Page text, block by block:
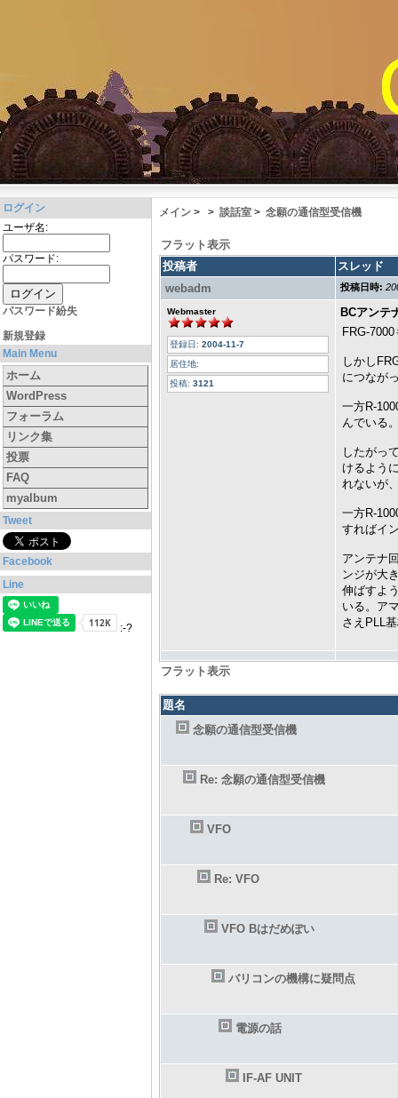
ログイン
ユーザ名:
パスワード:
パスワード紛失
新規登録
Main Menu
ホーム
WordPress
フォーラム
リンク集
投票
FAQ
myalbum
Tweet
Facebook
Line
:-?
メイン > > 談話室 > 念願の通信型受信機
フラット表示
投稿者
スレッド
webadm
投稿日時:
Webmaster
登録日: 2004-11-7
居住地:
投稿: 3121
BCアンテ
FRG-
しかし
につなが
一方R-
んでいる
したがっ
けるよう
れないが
一方R-
すればイ
アンテナ
ンジが大
伸ばすよ
いる。ア
さえPLL
フラット表示
題名
念願の通信型受信機
Re: 念願の通信型受信機
VFO
Re: VFO
VFO Bはだめぽい
バリコンの機構に疑問点
電源の話
IF-AF UNIT